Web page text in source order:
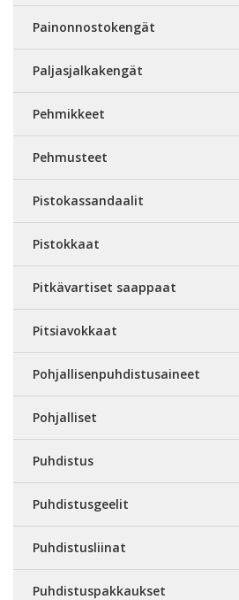
Painonnostokengät
Paljasjalkakengät
Pehmikkeet
Pehmusteet
Pistokassandaalit
Pistokkaat
Pitkävartiset saappaat
Pitsiavokkaat
Pohjallisenpuhdistusaineet
Pohjalliset
Puhdistus
Puhdistusgeelit
Puhdistusliinat
Puhdistuspakkaukset